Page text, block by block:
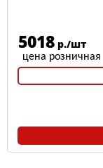
5018 р./шт